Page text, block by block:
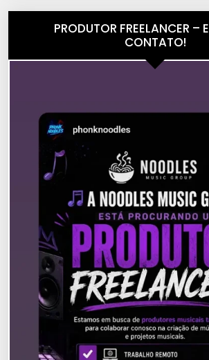
PRODUTOR FREELANCER –
CONTATO!